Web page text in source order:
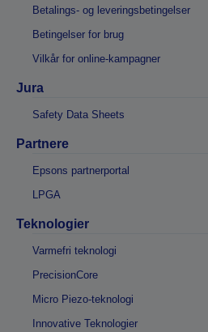
Betalings- og leveringsbetingelser
Betingelser for brug
Vilkår for online-kampagner
Jura
Safety Data Sheets
Partnere
Epsons partnerportal
LPGA
Teknologier
Varmefri teknologi
PrecisionCore
Micro Piezo-teknologi
Innovative Teknologier